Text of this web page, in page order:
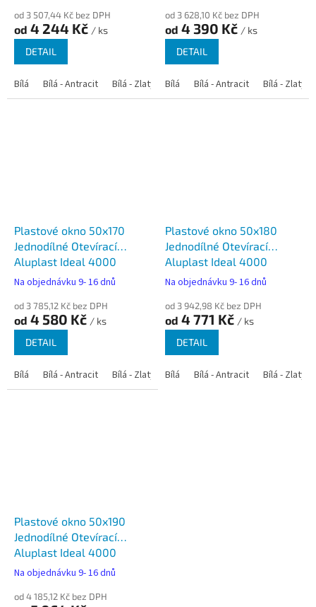
od 3 507,44 Kč bez DPH
od 4 244 Kč / ks
DETAIL
Bílá Bílá - Antracit Bílá - Zlatý dub Bílá - Tmavý dub Bílá -
od 3 628,10 Kč bez DPH
od 4 390 Kč / ks
DETAIL
Bílá Bílá - Antracit Bílá - Zlatý
Plastové okno 50x170
Jednodílné Otevírací
Aluplast Ideal 4000
Na objednávku 9- 16 dnů
od 3 785,12 Kč bez DPH
od 4 580 Kč / ks
DETAIL
Bílá Bílá - Antracit Bílá - Zlatý dub Bílá - Tmavý dub Bílá -
Plastové okno 50x180
Jednodílné Otevírací
Aluplast Ideal 4000
Na objednávku 9- 16 dnů
od 3 942,98 Kč bez DPH
od 4 771 Kč / ks
DETAIL
Bílá Bílá - Antracit Bílá - Zlatý
Plastové okno 50x190
Jednodílné Otevírací
Aluplast Ideal 4000
Na objednávku 9- 16 dnů
od 4 185,12 Kč bez DPH